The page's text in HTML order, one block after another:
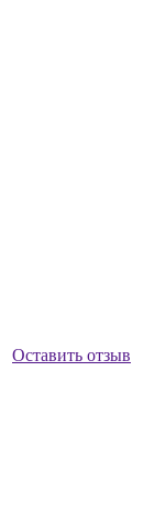
Оставить отзыв